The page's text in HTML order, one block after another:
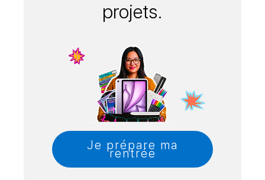
projets.
Je prépare ma
rentrée